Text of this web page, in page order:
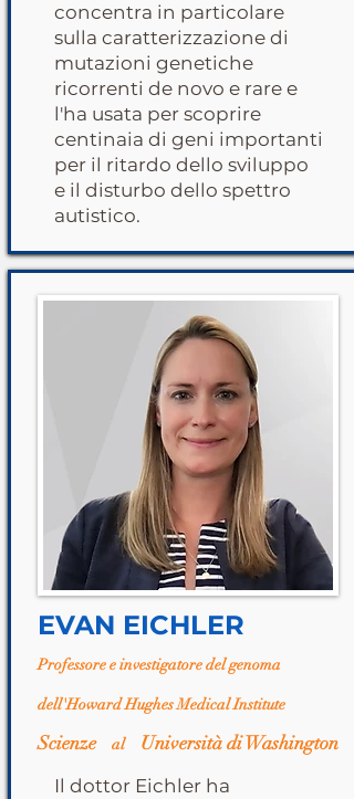
concentra in particolare
sulla caratterizzazione di
mutazioni genetiche
ricorrenti de novo e rare e
l'ha usata per scoprire
centinaia di geni importanti
per il ritardo dello sviluppo
e il disturbo dello spettro
autistico.
EVAN EICHLER
Professore e investigatore del genoma
dell'Howard Hughes Medical Institute
Scienze al Università di Washington
Il dottor Eichler ha